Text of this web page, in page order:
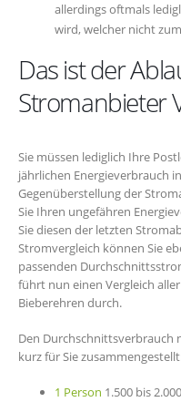
allerdings oftmals
wird, welcher nicht
Das ist der
Stromanbieter
Sie müssen lediglich Ihre
jährlichen Energieverbrauch
Gegenüberstellung der
Sie Ihren ungefähren
Sie diesen der letzten
Stromvergleich können Sie
passenden
führt nun einen Vergleich
Bieberehren durch.
Den Durchschnittsverbrauch
kurz für Sie
1 Person 1.500 bis